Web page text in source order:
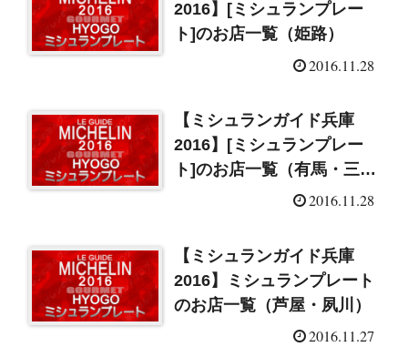
2016】[ミシュランプレー
ト]のお店一覧（姫路）
2016.11.28
【ミシュランガイド兵庫
2016】[ミシュランプレー
ト]のお店一覧（有馬・三
2016.11.28
【ミシュランガイド兵庫
2016】ミシュランプレート
のお店一覧（芦屋・夙川）
2016.11.27